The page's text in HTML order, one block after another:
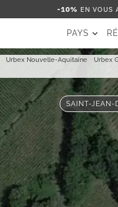
-10% EN VOUS
PAYS
-Urbex Nouvelle-Aquitaine -Urbex
SAINT-JEAN-